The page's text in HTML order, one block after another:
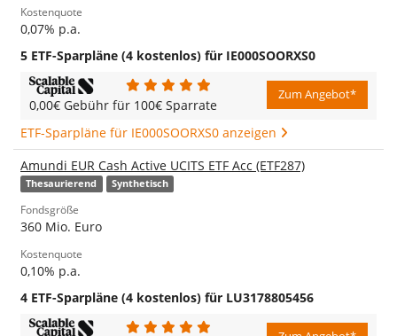
Kostenquote
0,07% p.a.
5 ETF-Sparpläne (4 kostenlos) für IE000SOORXS0
0,00€ Gebühr für 100€ Sparrate
Zum Angebot*
ETF-Sparpläne für IE000SOORXS0 anzeigen
Amundi EUR Cash Active UCITS ETF Acc (ETF287)
Thesaurierend Synthetisch
Fondsgröße
360 Mio. Euro
Kostenquote
0,10% p.a.
4 ETF-Sparpläne (4 kostenlos) für LU3178805456